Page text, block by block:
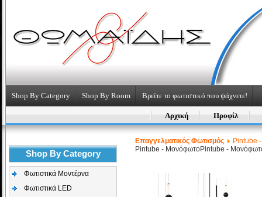
Shop By Category Shop By Room Βρείτε το φωτιστικό που ψάχνετε!
Αρχική Προφίλ
Shop By Category
Φωτιστικά Μοντέρνα
Φωτιστικά LED
Επαγγελματικός Φωτισμός
Pintube
Pintube - ΜονόφωτοPintube -